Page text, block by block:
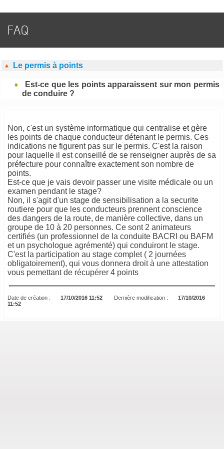
FAQ
Le permis à points
Est-ce que les points apparaissent sur mon permis
de conduire ?
Non, c'est un système informatique qui centralise et gère
les points de chaque conducteur détenant le permis. Ces
indications ne figurent pas sur le permis. C'est la raison
pour laquelle il est conseillé de se renseigner auprès de sa
préfecture pour connaître exactement son nombre de
points.
Est-ce que je vais devoir passer une visite médicale ou un
examen pendant le stage?
Non, il s'agit d'un stage de sensibilisation a la securite
routiere pour que les conducteurs prennent conscience
des dangers de la route, de manière collective, dans un
groupe de 10 à 20 personnes. Ce sont 2 animateurs
certifiés (un professionnel de la conduite BACRI ou BAFM
et un psychologue agrémenté) qui conduiront le stage.
C'est la participation au stage complet ( 2 journées
obligatoirement), qui vous donnera droit à une attestation
vous pemettant de récupérer 4 points
Date de création : 17/10/2016 11:52 Dernière modification :
17/10/2016
11:52